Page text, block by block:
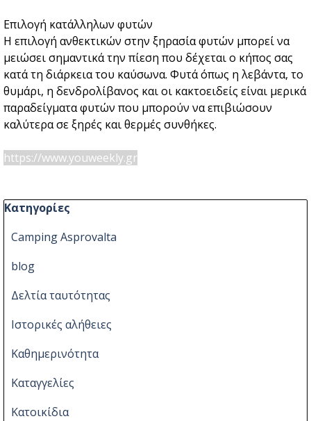
Επιλογή κατάλληλων φυτών
Η επιλογή ανθεκτικών στην ξηρασία φυτών μπορεί να
μειώσει σημαντικά την πίεση που δέχεται ο κήπος σας
κατά τη διάρκεια του καύσωνα. Φυτά όπως η λεβάντα, το
θυμάρι, η δενδρολίβανος και οι κακτοειδείς είναι μερικά
παραδείγματα φυτών που μπορούν να επιβιώσουν
καλύτερα σε ξηρές και θερμές συνθήκες.
https://www.youweekly.gr
Παράλειψη μπλόκ Κατηγορίες
Κατηγορίες
Camping Asprovalta
blog
Δελτία ταυτότητας
Ιστορικές αλήθειες
Καθημερινότητα
Καταγγελίες
Κατοικίδια